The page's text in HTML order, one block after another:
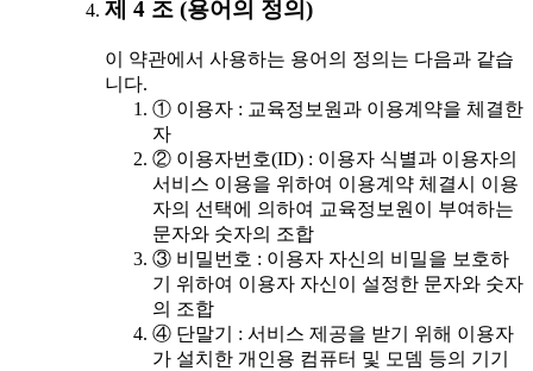
제 4 조 (용어의 정의)
이 약관에서 사용하는 용어의 정의는 다음과 같습
니다.
① 이용자 : 교육정보원과 이용계약을 체결한
자
② 이용자번호(ID) : 이용자 식별과 이용자의
서비스 이용을 위하여 이용계약 체결시 이용
자의 선택에 의하여 교육정보원이 부여하는
문자와 숫자의 조합
③ 비밀번호 : 이용자 자신의 비밀을 보호하
기 위하여 이용자 자신이 설정한 문자와 숫자
의 조합
④ 단말기 : 서비스 제공을 받기 위해 이용자
가 설치한 개인용 컴퓨터 및 모뎀 등의 기기